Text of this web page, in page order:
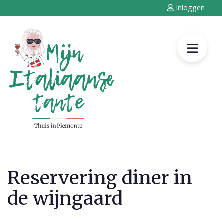
Inloggen
Reservering diner in
de wijngaard